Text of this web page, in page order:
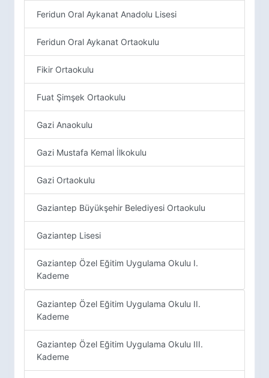
Feridun Oral Aykanat Anadolu Lisesi
Feridun Oral Aykanat Ortaokulu
Fikir Ortaokulu
Fuat Şimşek Ortaokulu
Gazi Anaokulu
Gazi Mustafa Kemal İlkokulu
Gazi Ortaokulu
Gaziantep Büyükşehir Belediyesi Ortaokulu
Gaziantep Lisesi
Gaziantep Özel Eğitim Uygulama Okulu I.
Kademe
Gaziantep Özel Eğitim Uygulama Okulu II.
Kademe
Gaziantep Özel Eğitim Uygulama Okulu III.
Kademe